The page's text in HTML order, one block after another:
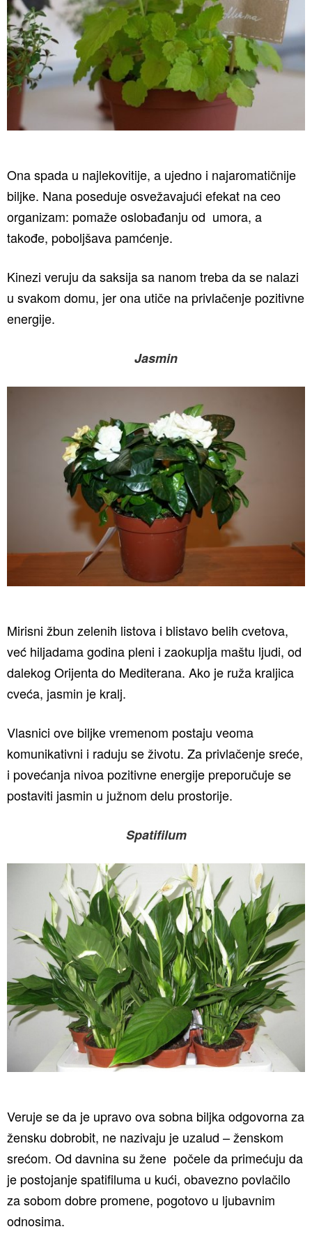
Ona spada u najlekovitije, a ujedno i najaromatičnije
biljke. Nana poseduje osvežavajući efekat na ceo
organizam: pomaže oslobađanju od umora, a
takođe, poboljšava pamćenje.
Kinezi veruju da saksija sa nanom treba da se nalazi
u svakom domu, jer ona utiče na privlačenje pozitivne
energije.
Jasmin
Mirisni žbun zelenih listova i blistavo belih cvetova,
već hiljadama godina pleni i zaokuplja maštu ljudi, od
dalekog Orijenta do Mediterana. Ako je ruža kraljica
cveća, jasmin je kralj.
Vlasnici ove biljke vremenom postaju veoma
komunikativni i raduju se životu. Za privlačenje sreće,
i povećanja nivoa pozitivne energije preporučuje se
postaviti jasmin u južnom delu prostorije.
Spatifilum
Veruje se da je upravo ova sobna biljka odgovorna za
žensku dobrobit, ne nazivaju je uzalud – ženskom
srećom. Od davnina su žene počele da primećuju da
je postojanje spatifiluma u kući, obavezno povlačilo
za sobom dobre promene, pogotovo u ljubavnim
odnosima.